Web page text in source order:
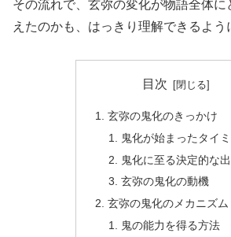
その流れで、玄弥の変化が物語全体
えたのかも、はっきり理解できるよう
目次
玄弥の鬼化のきっかけ
鬼化が始まったタイ
鬼化に至る決定的な
玄弥の鬼化の動機
玄弥の鬼化のメカニズム
鬼の能力を得る方法